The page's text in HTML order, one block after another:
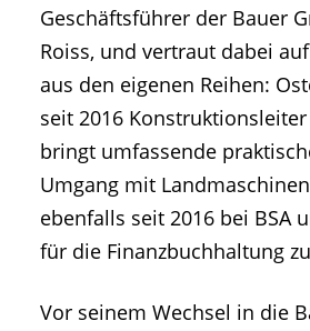
Geschäftsführer der Bauer
Roiss, und vertraut dabei
aus den eigenen Reihen:
seit 2016
bringt umfassende
Umgang mit
ebenfalls seit 2016 bei BSA
für die Finanzbuchhaltung
Vor seinem Wechsel in die